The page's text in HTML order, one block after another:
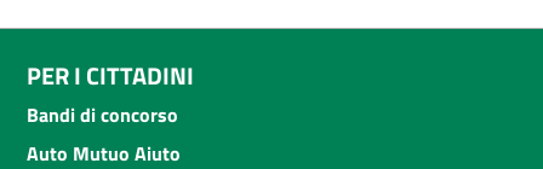
PER I CITTADINI
Bandi di concorso
Auto Mutuo Aiuto